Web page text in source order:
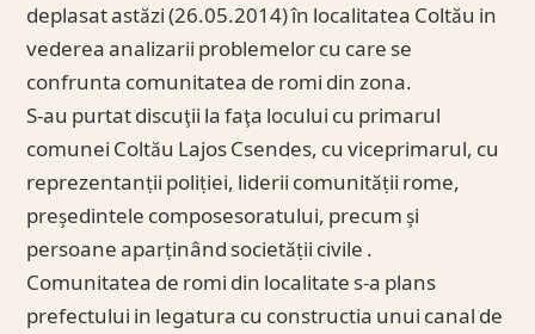
deplasat astăzi (26.05.2014) în localitatea Coltău in
vederea analizarii problemelor cu care se
confrunta comunitatea de romi din zona.
S-au purtat discuţii la faţa locului cu primarul
comunei Coltău Lajos Csendes, cu viceprimarul, cu
reprezentanṭii poliṭiei, liderii comunităṭii rome,
președintele composesoratului, precum și
persoane aparṭinând societăṭii civile .
Comunitatea de romi din localitate s-a plans
prefectului in legatura cu constructia unui canal de